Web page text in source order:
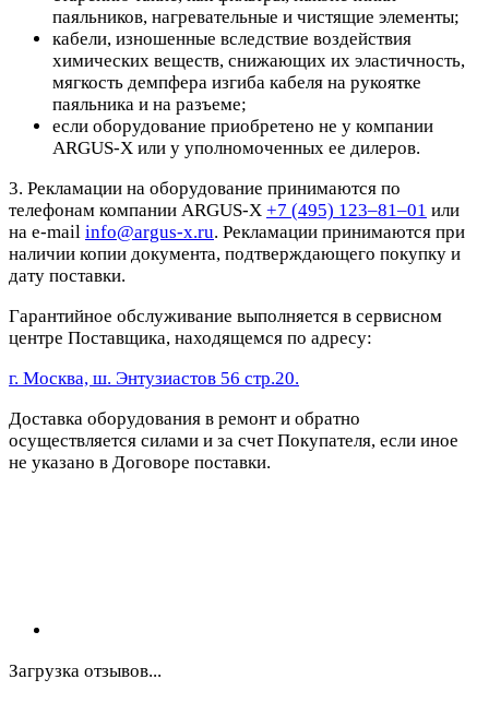
паяльников, нагревательные и чистящие элементы;
кабели, изношенные вследствие воздействия
химических веществ, снижающих их эластичность,
мягкость демпфера изгиба кабеля на рукоятке
паяльника и на разъеме;
если оборудование приобретено не у компании
ARGUS-X или у уполномоченных ее дилеров.
3. Рекламации на оборудование принимаются по
телефонам компании ARGUS-X +7 (495) 123–81–01 или
на e-mail info@argus-x.ru. Рекламации принимаются при
наличии копии документа, подтверждающего покупку и
дату поставки.
Гарантийное обслуживание выполняется в сервисном
центре Поставщика, находящемся по адресу:
г. Москва, ш. Энтузиастов 56 стр.20.
Доставка оборудования в ремонт и обратно
осуществляется силами и за счет Покупателя, если иное
не указано в Договоре поставки.
Загрузка отзывов...